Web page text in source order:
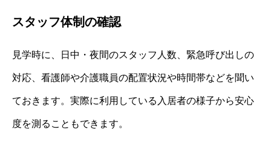
スタッフ体制の確認
見学時に、日中・夜間のスタッフ人数、緊急呼び出しの
対応、看護師や介護職員の配置状況や時間帯などを聞い
ておきます。実際に利用している入居者の様子から安心
度を測ることもできます。